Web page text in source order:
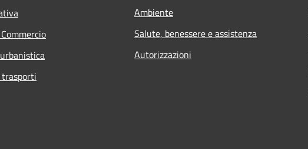
Ambiente
Salute, benessere e assistenza
Autorizzazioni